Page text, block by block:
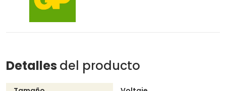
Detalles del producto